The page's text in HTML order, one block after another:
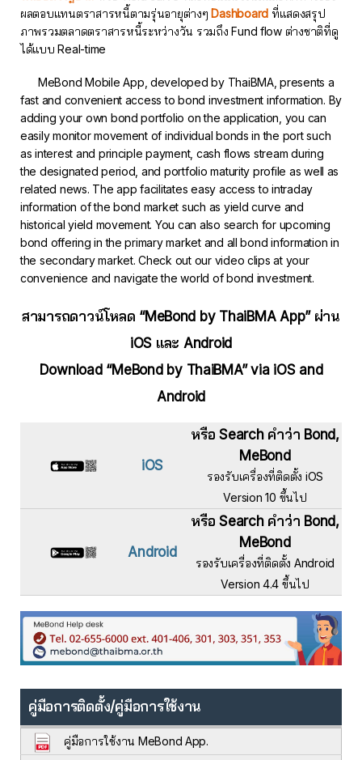
ผลตอบแทนตราสารหนี้ตามรุ่นอายุต่างๆDashboard ที่แสดงสรุป
ภาพรวมตลาดตราสารหนี้ระหว่างวัน รวมถึง Fund flow ต่างชาติที่ดู
ได้แบบ Real-time
MeBond Mobile App, developed by ThaiBMA, presents a
fast and convenient access to bond investment information. By
adding your own bond portfolio on the application, you can
easily monitor movement of individual bonds in the port such
as interest and principle payment, cash flows stream during
the designated period, and portfolio maturity profile as well as
related news. The app facilitates easy access to intraday
information of the bond market such as yield curve and
historical yield movement. You can also search for upcoming
bond offering in the primary market and all bond information in
the secondary market. Check out our video clips at your
convenience and navigate the world of bond investment.
สามารถดาวน์โหลด “MeBond by ThaiBMA App” ผ่าน
iOS และ Android
Download “MeBond by ThaiBMA” via iOS and
Android
iOS
หรือ Search คำว่า Bond,
MeBond
รองรับเครื่องที่ติดตั้ง iOS
Version 10 ขึ้นไป
Android
หรือ Search คำว่า Bond,
MeBond
รองรับเครื่องที่ติดตั้ง Android
Version 4.4 ขึ้นไป
คู่มือการติดตั้ง/คู่มือการใช้งาน
คู่มือการใช้งาน MeBond App.